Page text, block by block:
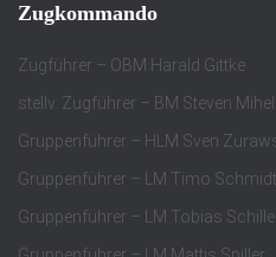
Zugkommando
Zugführer – OBM Harald Gittke
stellv. Zugführer – BM Steven
Gruppenführer – HLM Sven
Gruppenführer – LM Timo Schmidt
Gruppenführer – LM Tobias